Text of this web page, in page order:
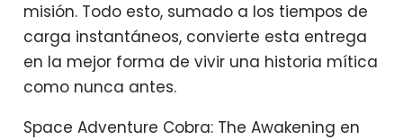
misión. Todo esto, sumado a los tiempos de
carga instantáneos, convierte esta entrega
en la mejor forma de vivir una historia mítica
como nunca antes.
Space Adventure Cobra: The Awakening en